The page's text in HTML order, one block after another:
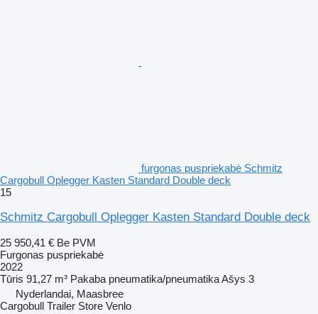
furgonas puspriekabė Schmitz
Cargobull Oplegger Kasten Standard Double deck
15
Schmitz Cargobull Oplegger Kasten Standard Double deck
25 950,41 € Be PVM
Furgonas puspriekabė
2022
Tūris 91,27 m³ Pakaba pneumatika/pneumatikaAšys 3
Nyderlandai, Maasbree
Cargobull Trailer Store Venlo